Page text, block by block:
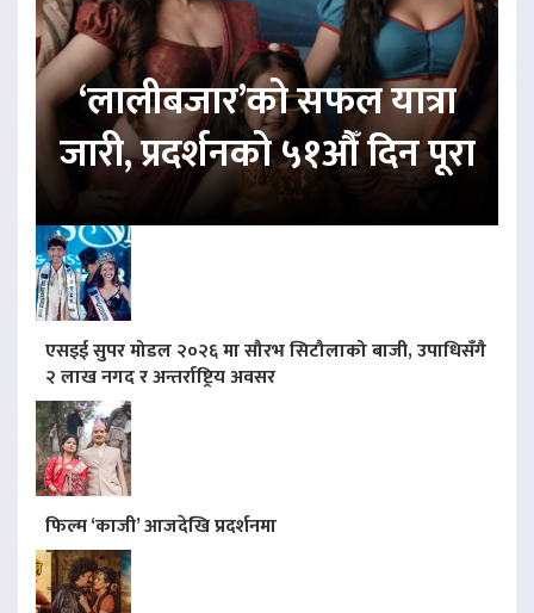
‘लालीबजार’को सफल यात्रा
जारी, प्रदर्शनको ५१औँ दिन पूरा
एसइई सुपर मोडल २०२६ मा सौरभ सिटौलाको बाजी, उपाधिसँगै
२ लाख नगद र अन्तर्राष्ट्रिय अवसर
फिल्म ‘काजी’ आजदेखि प्रदर्शनमा